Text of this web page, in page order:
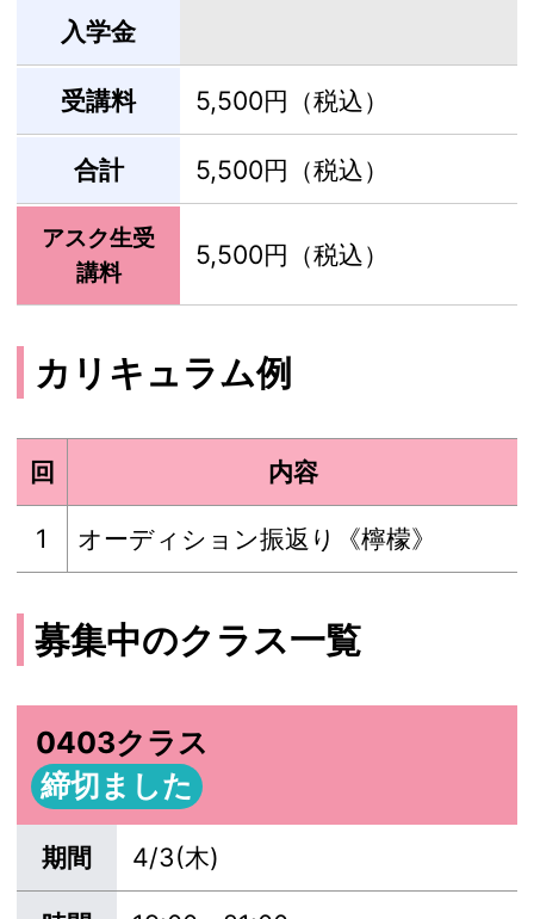
入学金
受講料 5,500円（税込）
合計 5,500円（税込）
アスク生受
講料
5,500円（税込）
カリキュラム例
回 内容
1 オーディション振返り《檸檬》
募集中のクラス一覧
0403クラス
締切ました
期間 4/3(木)